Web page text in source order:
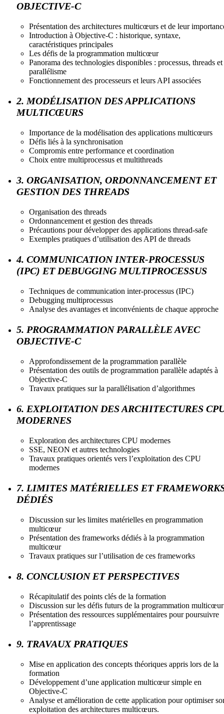
OBJECTIVE-C
Présentation des architectures multicœurs et de leur
Introduction à Objective-C : historique, syntaxe,
caractéristiques principales
Les défis de la programmation multicœur
Panorama des technologies disponibles : processus, threads et
parallélisme
Fonctionnement des processeurs et leurs API associées
2. MODÉLISATION DES APPLICATIONS
MULTICŒURS
Importance de la modélisation des applications multicœurs
Défis liés à la synchronisation
Compromis entre performance et coordination
Choix entre multiprocessus et multithreads
3. ORGANISATION, ORDONNANCEMENT ET
GESTION DES THREADS
Organisation des threads
Ordonnancement et gestion des threads
Précautions pour développer des applications thread-safe
Exemples pratiques d’utilisation des API de threads
4. COMMUNICATION INTER-PROCESSUS
(IPC) ET DEBUGGING MULTIPROCESSUS
Techniques de communication inter-processus (IPC)
Debugging multiprocessus
Analyse des avantages et inconvénients de chaque approche
5. PROGRAMMATION PARALLÈLE AVEC
OBJECTIVE-C
Approfondissement de la programmation parallèle
Présentation des outils de programmation parallèle adaptés à
Objective-C
Travaux pratiques sur la parallélisation d’algorithmes
6. EXPLOITATION DES ARCHITECTURES
MODERNES
Exploration des architectures CPU modernes
SSE, NEON et autres technologies
Travaux pratiques orientés vers l’exploitation des CPU
modernes
7. LIMITES MATÉRIELLES ET
DÉDIÉS
Discussion sur les limites matérielles en programmation
multicœur
Présentation des frameworks dédiés à la programmation
multicœur
Travaux pratiques sur l’utilisation de ces frameworks
8. CONCLUSION ET PERSPECTIVES
Récapitulatif des points clés de la formation
Discussion sur les défis futurs de la programmation multicœur
Présentation des ressources supplémentaires pour poursuivre
l’apprentissage
9. TRAVAUX PRATIQUES
Mise en application des concepts théoriques appris lors de la
formation
Développement d’une application multicœur simple en
Objective-C
Analyse et amélioration de cette application pour optimiser
exploitation des architectures multicœurs.